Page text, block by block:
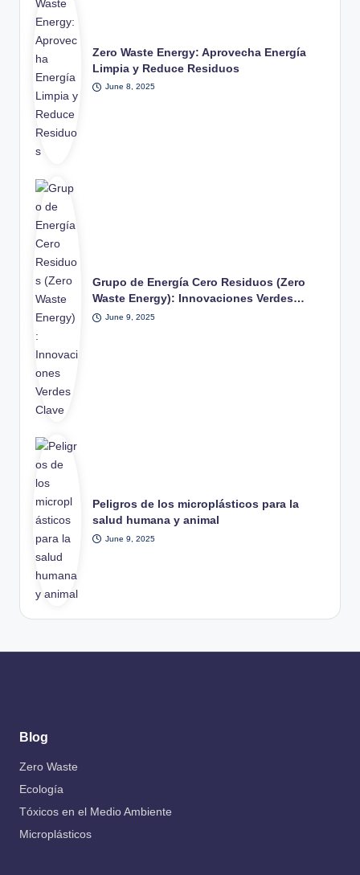
Zero Waste Energy: Aprovecha Energía
Limpia y Reduce Residuos
June 8, 2025
Grupo de Energía Cero Residuos (Zero
Waste Energy): Innovaciones Verdes…
June 9, 2025
Peligros de los microplásticos para la
salud humana y animal
June 9, 2025
Blog
Zero Waste
Ecología
Tóxicos en el Medio Ambiente
Microplásticos